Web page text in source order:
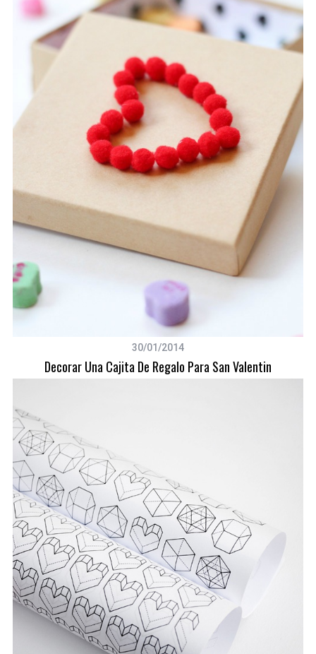
30/01/2014
Decorar Una Cajita De Regalo Para San Valentin